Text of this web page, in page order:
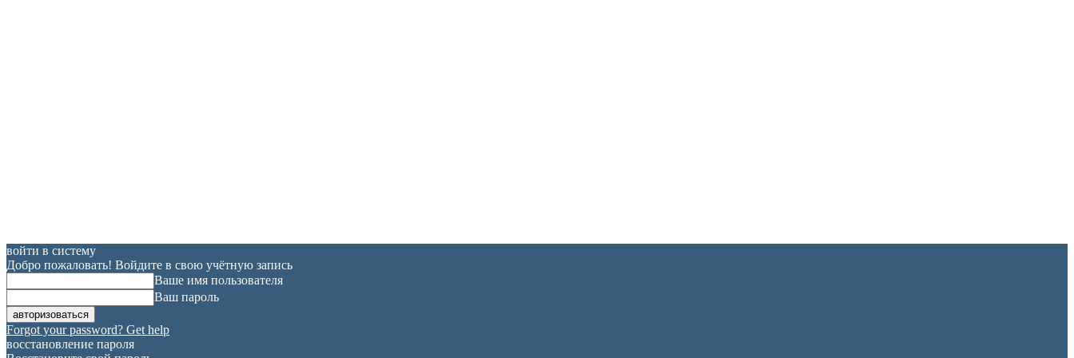
войти в систему
Добро пожаловать! Войдите в свою учётную запись
Ваше имя пользователя
Ваш пароль
Forgot your password? Get help
восстановление пароля